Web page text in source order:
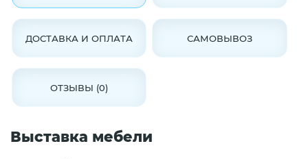
ДОСТАВКА И ОПЛАТА САМОВЫВОЗ
ОТЗЫВЫ (0)
Выставка мебели